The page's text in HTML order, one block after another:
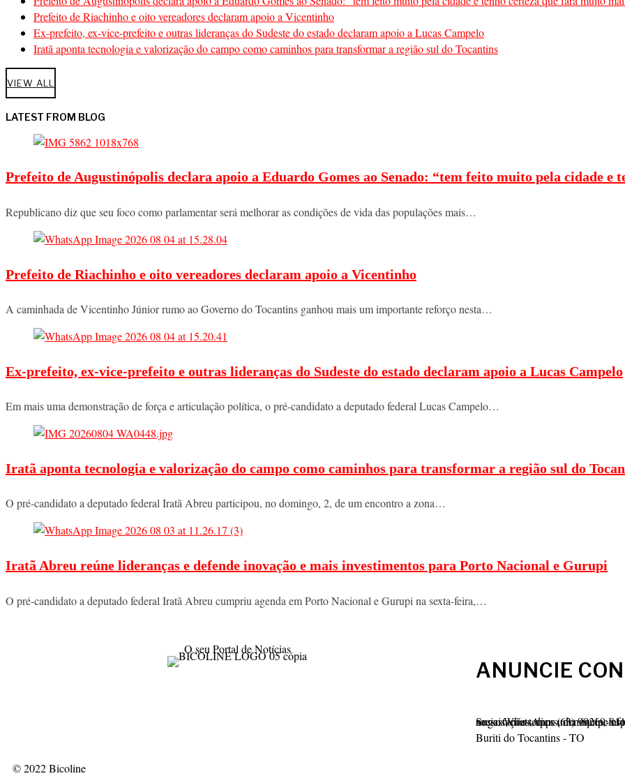
Prefeito de Riachinho e oito vereadores declaram apoio a Vicentinho
Ex-prefeito, ex-vice-prefeito e outras lideranças do Sudeste do estado declaram apoio a Lucas Campelo
Iratã aponta tecnologia e valorização do campo como caminhos para transformar a região sul do Tocantins
VIEW ALL
LATEST FROM BLOG
Prefeito de Augustinópolis declara apoio a Eduardo Gomes ao Senado: “tem feito muito pela cidade e
Republicano diz que seu foco como parlamentar será melhorar as condições de vida das populações mais…
Prefeito de Riachinho e oito vereadores declaram apoio a Vicentinho
A caminhada de Vicentinho Júnior rumo ao Governo do Tocantins ganhou mais um importante reforço nesta…
Ex-prefeito, ex-vice-prefeito e outras lideranças do Sudeste do estado declaram apoio a Lucas Campelo
Em mais uma demonstração de força e articulação política, o pré-candidato a deputado federal Lucas Campelo…
Iratã aponta tecnologia e valorização do campo como caminhos para transformar a região sul do
O pré-candidato a deputado federal Iratã Abreu participou, no domingo, 2, de um encontro a zona…
Iratã Abreu reúne lideranças e defende inovação e mais investimentos para Porto Nacional e Gurupi
O pré-candidato a deputado federal Iratã Abreu cumpriu agenda em Porto Nacional e Gurupi na sexta-feira,…
O seu Portal de Notícias
ANUNCIE
Sugestações, dicas, denúncia, informações sobre sua cidade, entre em contato conosco através do nosso WhatsApp: (63) 99269-8112. Que divulgar seu evento, sua empresa, criar
Buriti do Tocantins - TO
© 2022 Bicoline